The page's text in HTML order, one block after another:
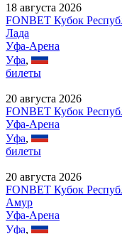
18 августа 2026
FONBET Кубок
Лада
Уфа-Арена
Уфа,
билеты
20 августа 2026
FONBET Кубок
Уфа-Арена
Уфа,
билеты
20 августа 2026
FONBET Кубок
Амур
Уфа-Арена
Уфа,